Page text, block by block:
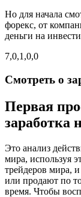
Но для начала
форекс, от
деньги на
7,0,1,0,0
Смотреть о
Первая
заработка
Это анализ
мира, используя
трейдеров мира,
или продают по
время. Чтобы